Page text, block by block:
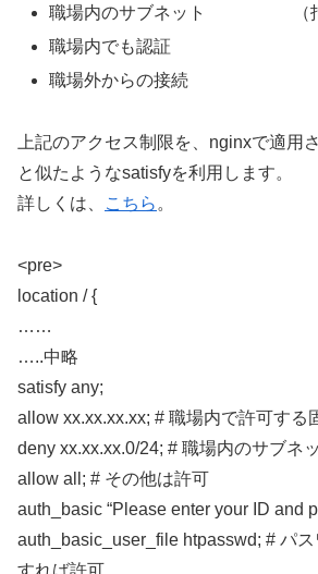
職場内のサブネット （拒
職場内でも認証 （許
職場外からの接続 （
上記のアクセス制限を、nginxで適用
と似たようなsatisfyを利用します。
詳しくは、
こちら 。
<pre>
location / {
……
…..中略
satisfy any;
allow xx.xx.xx.xx; # 職場内で許可する
deny xx.xx.xx.0/24; # 職場内のサブネ
allow all; # その他は許可
auth_basic “Please enter your ID and
auth_basic_user_file htpasswd; # パ
すれば許可